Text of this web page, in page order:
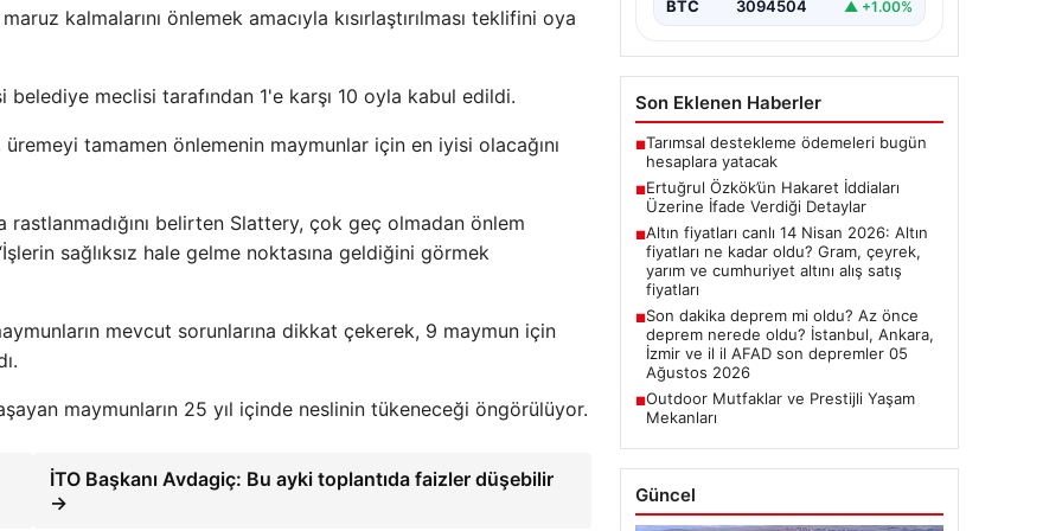
kalmalarını önlemek amacıyla kısırlaştırılması teklifini oya
belediye meclisi tarafından 1'e karşı 10 oyla kabul edildi.
tamamen önlemenin maymunlar için en iyisi olacağını
belirten Slattery, çok geç olmadan önlem
sağlıksız hale gelme noktasına geldiğini görmek
mevcut sorunlarına dikkat çekerek, 9 maymun için
maymunların 25 yıl içinde neslinin tükeneceği öngörülüyor.
İTO Başkanı Avdagiç: Bu ayki toplantıda faizler düşebilir
→
BTC 3094504 ▲ +1.00%
Son Eklenen Haberler
■Tarımsal destekleme ödemeleri bugün
hesaplara yatacak
■Ertuğrul Özkök’ün Hakaret İddiaları
Üzerine İfade Verdiği Detaylar
■Altın fiyatları canlı 14 Nisan 2026: Altın
fiyatları ne kadar oldu? Gram, çeyrek,
yarım ve cumhuriyet altını alış satış
fiyatları
■Son dakika deprem mi oldu? Az önce
deprem nerede oldu? İstanbul, Ankara,
İzmir ve il il AFAD son depremler 05
Ağustos 2026
■Outdoor Mutfaklar ve Prestijli Yaşam
Mekanları
Güncel